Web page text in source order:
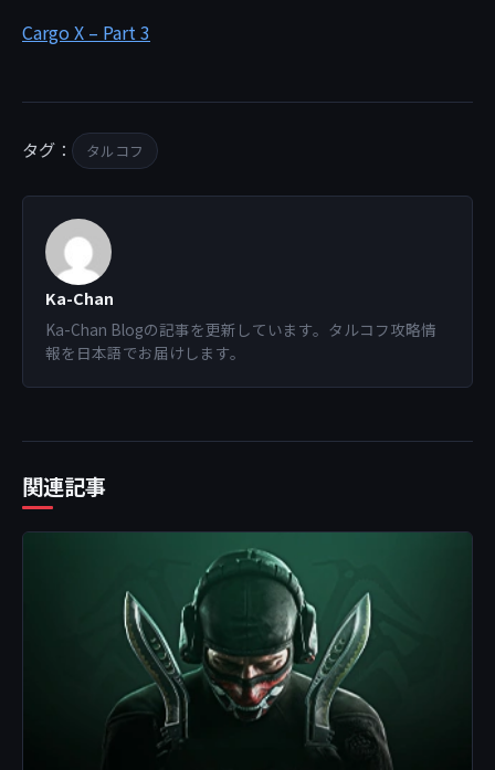
Cargo X – Part 3
タグ： タルコフ
Ka-Chan
Ka-Chan Blogの記事を更新しています。タルコフ攻略情
報を日本語でお届けします。
関連記事